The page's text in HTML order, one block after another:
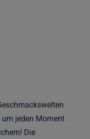
jeden Moment
Die